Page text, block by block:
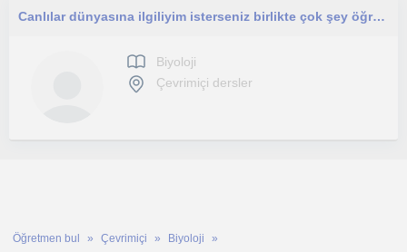
Canlılar dünyasına ilgiliyim isterseniz birlikte çok şey öğrenebiliriz.
Biyoloji
Çevrimiçi dersler
Öğretmen bul Çevrimiçi Biyoloji